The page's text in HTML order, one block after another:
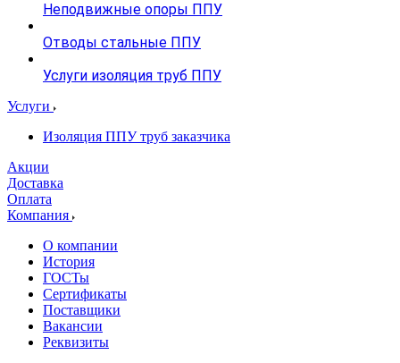
Неподвижные опоры ППУ
Отводы стальные ППУ
Услуги изоляция труб ППУ
Услуги
Изоляция ППУ труб заказчика
Акции
Доставка
Оплата
Компания
О компании
История
ГОСТы
Сертификаты
Поставщики
Вакансии
Реквизиты